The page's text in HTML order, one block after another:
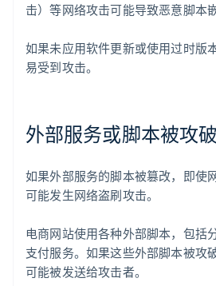
击）等网络攻击可能导致恶意脚本
如果未应用软件更新或使用过时版
易受到攻击。
外部服务或脚本被攻破
如果外部服务的脚本被篡改，即使
可能发生网络盗刷攻击。
电商网站使用各种外部脚本，包括
支付服务。如果这些外部脚本被攻
可能被发送给攻击者。